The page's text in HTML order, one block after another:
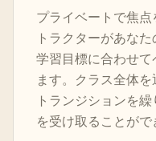
プライベートで焦
トラクターがあな
学習目標に合わせ
ます。クラス全体
トランジションを
を受け取ることがで